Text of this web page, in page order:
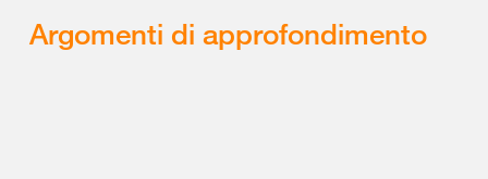
Argomenti di approfondimento